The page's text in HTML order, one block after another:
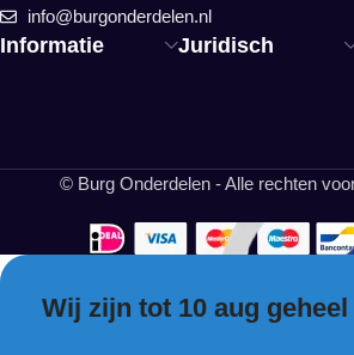
Informatie Juridisch
info@burgonderdelen.nl
© Burg Onderdelen - Alle rechten
Wij zijn tot 10 aug